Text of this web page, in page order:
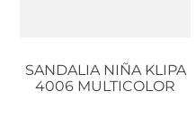
SANDALIA NIÑA KLIPA
4006 MULTICOLOR